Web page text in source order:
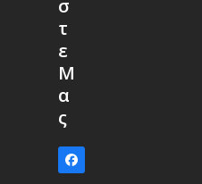
σ
τ
ε
Μ
α
ς
Facebook